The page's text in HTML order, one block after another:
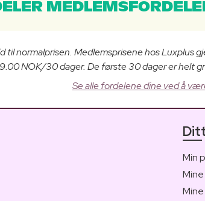
til normalprisen. Medlemsprisene hos
NOK/30 dager. De første 30 dager er helt
Se alle fordelene dine ved å
Min